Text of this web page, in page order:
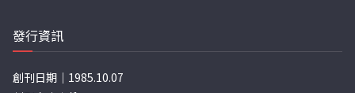
發行資訊
創刊日期｜1985.10.07